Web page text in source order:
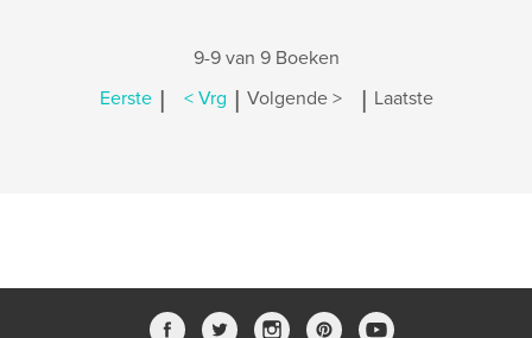
9-9 van 9 Boeken
Eerste | < Vrg | Volgende > | Laatste